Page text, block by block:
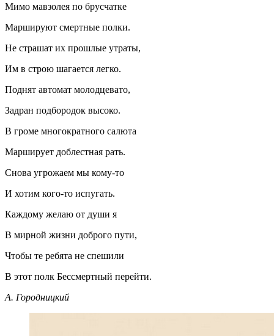
Мимо мавзолея по брусчатке
Маршируют смертные полки.
Не страшат их прошлые утраты,
Им в строю шагается легко.
Поднят автомат молодцевато,
Задран подбородок высоко.
В громе многократного салюта
Марширует доблестная рать.
Снова угрожаем мы кому-то
И хотим кого-то испугать.
Каждому желаю от души я
В мирной жизни доброго пути,
Чтобы те ребята не спешили
В этот полк Бессмертный перейти.
А. Городницкий